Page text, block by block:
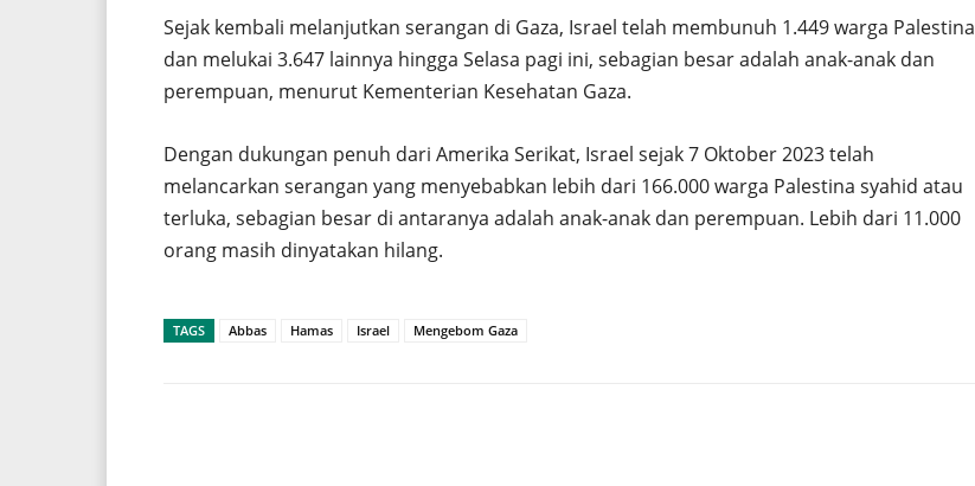
Sejak kembali melanjutkan serangan di Gaza, Israel telah membunuh 1.449 warga Palestina
dan melukai 3.647 lainnya hingga Selasa pagi ini, sebagian besar adalah anak-anak dan
perempuan, menurut Kementerian Kesehatan Gaza.
Dengan dukungan penuh dari Amerika Serikat, Israel sejak 7 Oktober 2023 telah
melancarkan serangan yang menyebabkan lebih dari 166.000 warga Palestina syahid atau
terluka, sebagian besar di antaranya adalah anak-anak dan perempuan. Lebih dari 11.000
orang masih dinyatakan hilang.
TAGS Abbas Hamas Israel Mengebom Gaza